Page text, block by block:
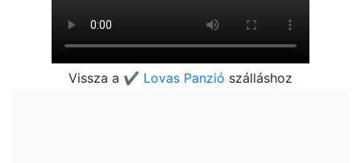
Vissza a ✔️ Lovas Panzió szálláshoz